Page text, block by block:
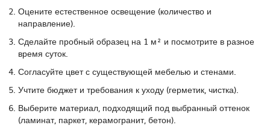
Оцените естественное освещение (количество и
направление).
Сделайте пробный образец на 1 м² и посмотрите в разное
время суток.
Согласуйте цвет с существующей мебелью и стенами.
Учтите бюджет и требования к уходу (герметик, чистка).
Выберите материал, подходящий под выбранный оттенок
(ламинат, паркет, керамогранит, бетон).